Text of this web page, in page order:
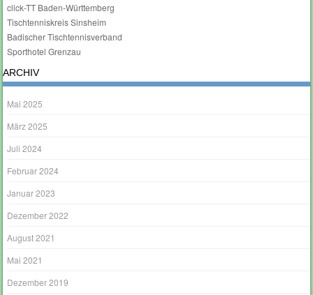
click-TT Baden-Württemberg
Tischtenniskreis Sinsheim
Badischer Tischtennisverband
Sporthotel Grenzau
ARCHIV
Mai 2025
März 2025
Juli 2024
Februar 2024
Januar 2023
Dezember 2022
August 2021
Mai 2021
Dezember 2019